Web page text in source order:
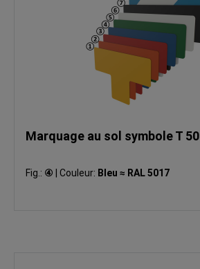
Marquage au sol symbole T 50
Fig.: ④ Couleur: Bleu ≈ RAL 5017